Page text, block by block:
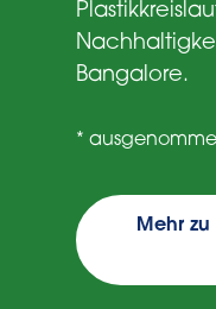
Bangalore.
*
Mehr